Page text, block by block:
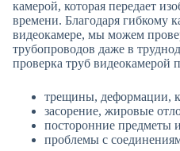
камерой, которая передает
времени. Благодаря гибкому
видеокамере, мы можем
трубопроводов даже в
проверка труб видеокамерой
трещины, деформации,
засорение, жировые
посторонние предметы
проблемы с